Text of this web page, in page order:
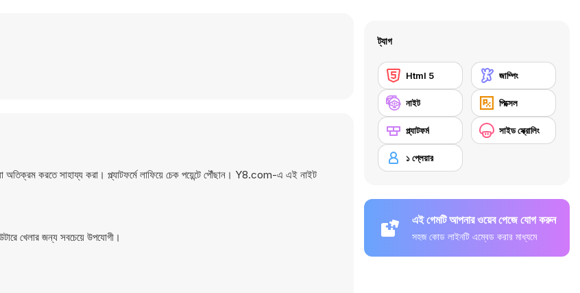
করতে সাহায্য করা। প্ল্যাটফর্মে লাফিয়ে চেক পয়েন্টে পৌঁছান। Y8.com-এ এই নাইট
খেলার জন্য সবচেয়ে উপযোগী।
ট্যাগ
Html 5 জাম্পিং
নাইট পিক্সেল
প্ল্যাটফর্ম সাইড স্ক্রোলিং
১ প্লেয়ার
এই গেমটি আপনার ওয়েব পেজে যোগ করুন
সহজ কোড লাইনটি এম্বেড করার মাধ্যমে